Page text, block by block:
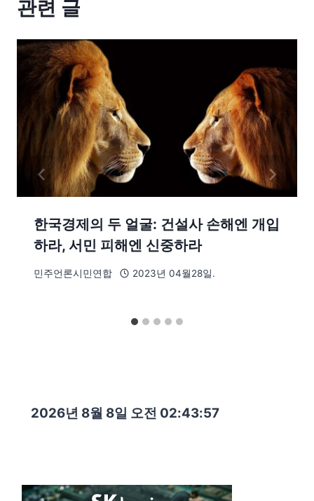
관련 글
한국경제의 두 얼굴: 건설사 손해엔 개입
하라, 서민 피해엔 신중하라
민주언론시민연합 2023년 04월28일.
2026년 8월 8일 오전 02:43:59